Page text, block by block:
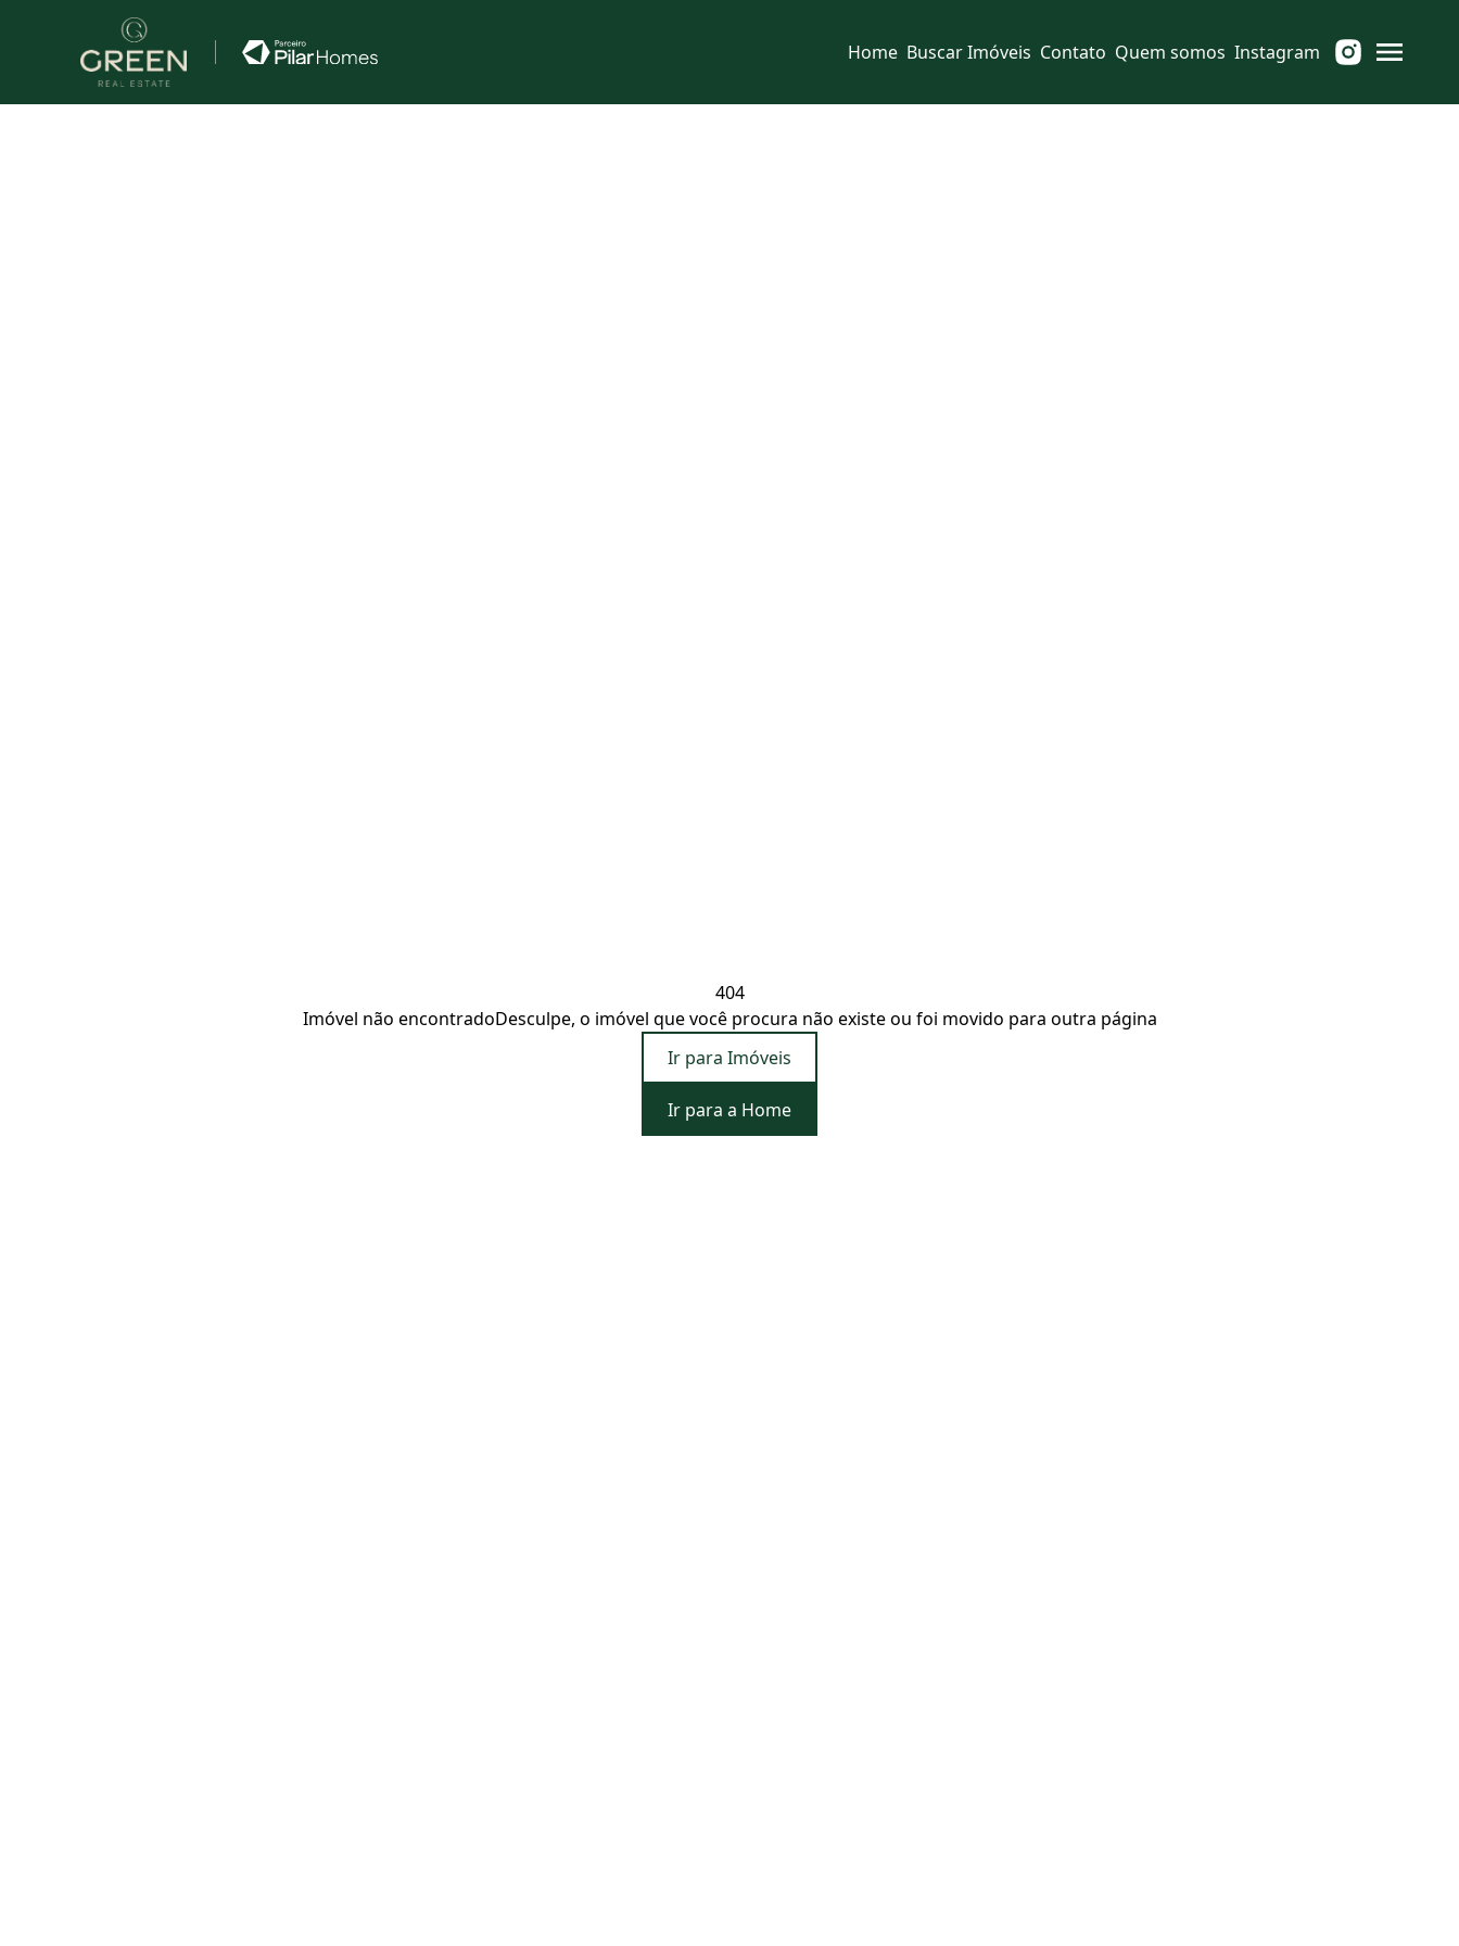
Home Buscar Imóveis Contato Quem somos Instagram
404
Imóvel não encontradoDesculpe, o imóvel que você procura não existe ou foi movido para outra página
Ir para Imóveis
Ir para a Home